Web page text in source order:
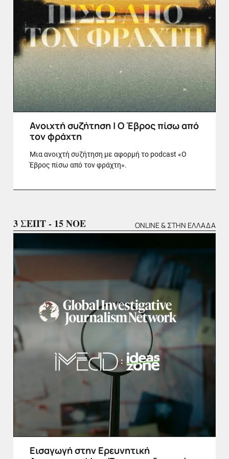
Ανοιχτή συζήτηση | Ο Έβρος πίσω από
τον φράχτη
Μια ανοιχτή συζήτηση με αφορμή το podcast «Ο
Έβρος πίσω από τον φράχτη».
3 ΣΕΠΤ - 15 ΝΟΕ ONLINE & ΣΤΗΝ ΕΛΛΆΔΑ
Εισαγωγή στην Ερευνητική